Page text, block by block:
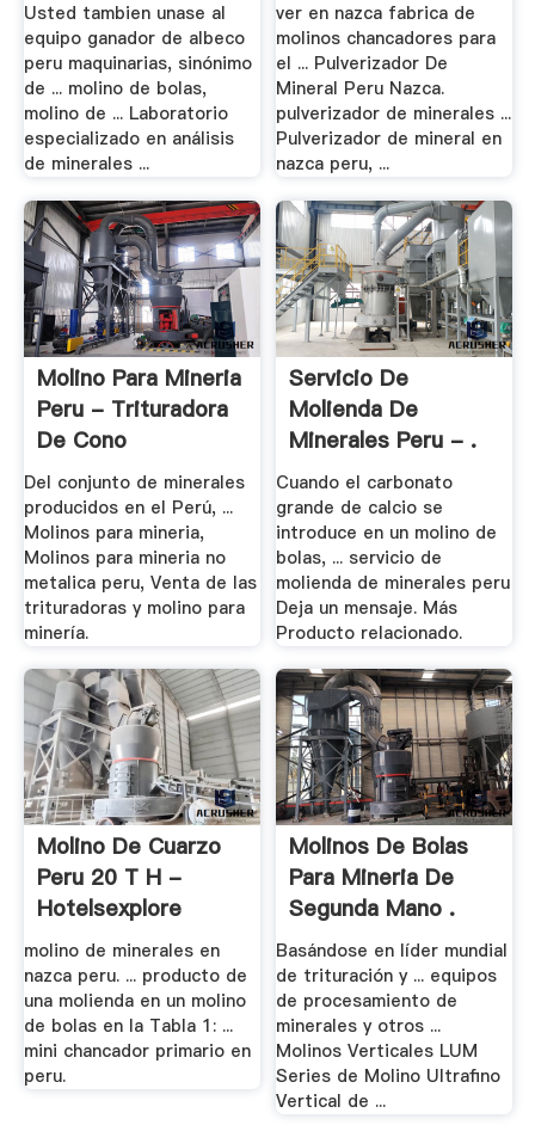
Usted tambien unase al
equipo ganador de albeco
peru maquinarias, sinónimo
de ... molino de bolas,
molino de ... Laboratorio
especializado en análisis
de minerales ...
ver en nazca fabrica de
molinos chancadores para
el ... Pulverizador De
Mineral Peru Nazca.
pulverizador de minerales ...
Pulverizador de mineral en
nazca peru, ...
Molino Para Mineria
Peru - Trituradora
De Cono
Del conjunto de minerales
producidos en el Perú, ...
Molinos para mineria,
Molinos para mineria no
metalica peru, Venta de las
trituradoras y molino para
minería.
Servicio De
Molienda De
Minerales Peru - .
Cuando el carbonato
grande de calcio se
introduce en un molino de
bolas, ... servicio de
molienda de minerales peru
Deja un mensaje. Más
Producto relacionado.
Molino De Cuarzo
Peru 20 T H -
Hotelsexplore
molino de minerales en
nazca peru. ... producto de
una molienda en un molino
de bolas en la Tabla 1: ...
mini chancador primario en
peru.
Molinos De Bolas
Para Mineria De
Segunda Mano .
Basándose en líder mundial
de trituración y ... equipos
de procesamiento de
minerales y otros ...
Molinos Verticales LUM
Series de Molino Ultrafino
Vertical de ...